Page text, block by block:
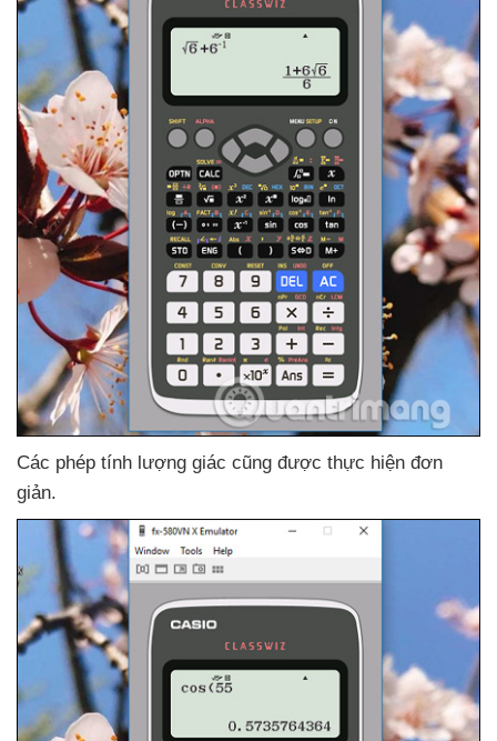
Các phép tính lượng giác cũng được thực hiện đơn
giản.